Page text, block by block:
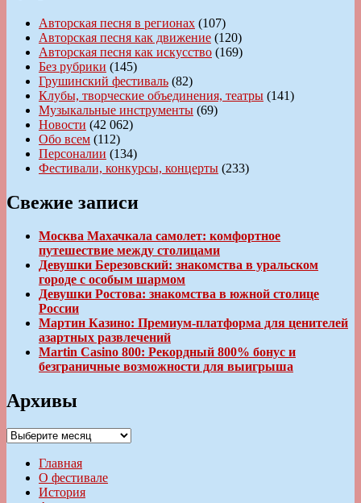
Авторская песня в регионах (107)
Авторская песня как движение (120)
Авторская песня как искусство (169)
Без рубрики (145)
Грушинский фестиваль (82)
Клубы, творческие объединения, театры (141)
Музыкальные инструменты (69)
Новости (42 062)
Обо всем (112)
Персоналии (134)
Фестивали, конкурсы, концерты (233)
Свежие записи
Москва Махачкала самолет: комфортное
путешествие между столицами
Девушки Березовский: знакомства в уральском
городе с особым шармом
Девушки Ростова: знакомства в южной столице
России
Мартин Казино: Премиум-платформа для ценителей
азартных развлечений
Martin Casino 800: Рекордный 800% бонус и
безграничные возможности для выигрыша
Архивы
Архивы
Главная
О фестивале
История